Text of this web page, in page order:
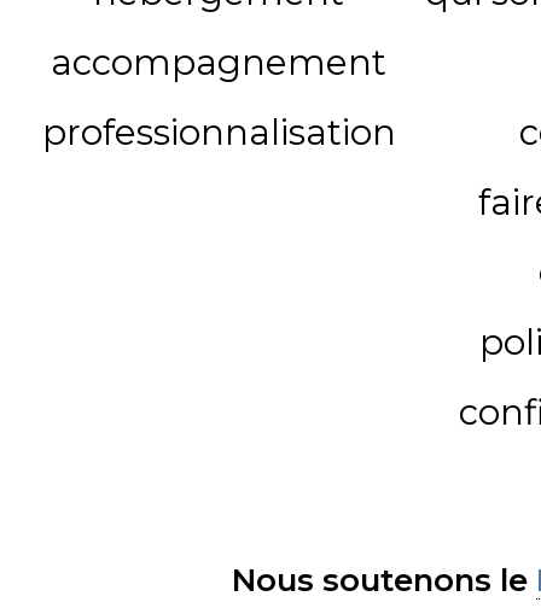
accompagnement
professionnalisation